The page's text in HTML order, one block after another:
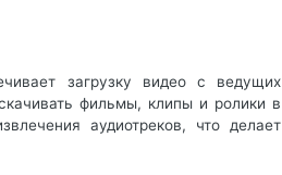
загрузку видео с ведущих
фильмы, клипы и ролики в
аудиотреков, что делает